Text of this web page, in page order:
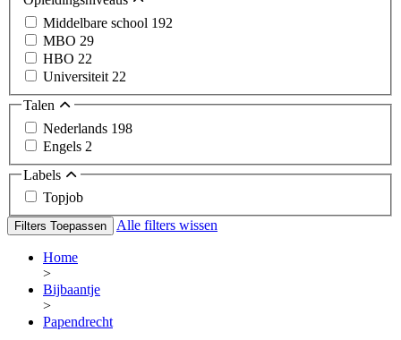
Middelbare school 192
MBO 29
HBO 22
Universiteit 22
Talen
Nederlands 198
Engels 2
Labels
Topjob
Filters Toepassen Alle filters wissen
Home
>
Bijbaantje
>
Papendrecht